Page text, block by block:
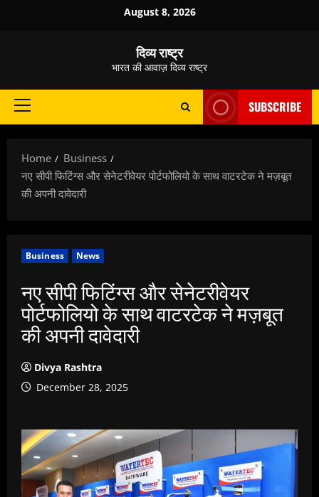
August 8, 2026
दिव्य राष्ट्र
भारत की आवाज़ दिव्य राष्ट्र
Primary
SUBSCRIBE
Home
Business
नए सीपी फिटिंग्स और सेनेटरीवेयर पोर्टफोलियो के साथ वाटरटेक ने मज़बूत
की अपनी दावेदारी
Business News
नए सीपी फिटिंग्स और सेनेटरीवेयर
पोर्टफोलियो के साथ वाटरटेक ने मज़बूत
की अपनी दावेदारी
Divya Rashtra
December 28, 2025